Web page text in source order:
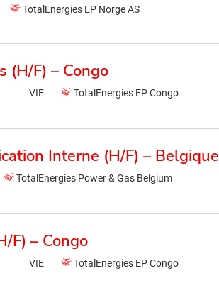
TotalEnergies EP Norge AS
(H/F) – Congo
VIE TotalEnergies EP Congo
Interne (H/F) – Belgique
TotalEnergies Power & Gas Belgium
F) – Congo
VIE TotalEnergies EP Congo